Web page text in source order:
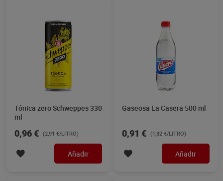
Tónica zero Schweppes 330
ml
0,96 € (2,91 €/LITRO)
Añadir
Gaseosa La Casera 500 ml
0,91 € (1,82 €/LITRO)
Añadir